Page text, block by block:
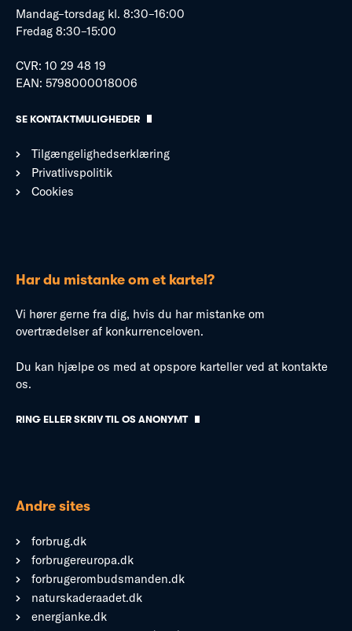
Mandag–torsdag kl. 8:30–16:00
Fredag 8:30–15:00
CVR: 10 29 48 19
EAN: 5798000018006
SE KONTAKTMULIGHEDER
Tilgængelighedserklæring
Privatlivspolitik
Cookies
Har du mistanke om et kartel?
Vi hører gerne fra dig, hvis du har mistanke om
overtrædelser af konkurrenceloven.
Du kan hjælpe os med at opspore karteller ved at kontakte
os.
RING ELLER SKRIV TIL OS ANONYMT
Andre sites
forbrug.dk
forbrugereuropa.dk
forbrugerombudsmanden.dk
naturskaderaadet.dk
energianke.dk